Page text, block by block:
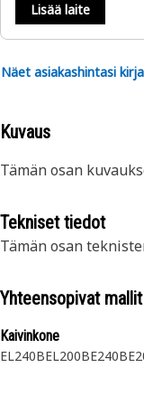
Lisää laite
Näet asiakashintasi
Kuvaus
Tämän osan
Tekniset tiedot
Tämän osan
Yhteensopivat mallit
Kaivinkone
EL240BEL200BE240B